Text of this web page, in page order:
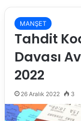
MANŞET
Tahdit
Davası
2022
26 Aralık 2022 3